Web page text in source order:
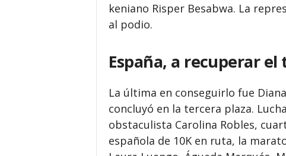
keniano Risper Besabwa. La
al podio.
España, a recuperar
La última en conseguirlo fue
concluyó en la tercera plaza.
obstaculista Carolina Robles,
española de 10K en ruta, la